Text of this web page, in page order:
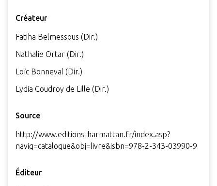
Créateur
Fatiha Belmessous (Dir.)
Nathalie Ortar (Dir.)
Loïc Bonneval (Dir.)
Lydia Coudroy de Lille (Dir.)
Source
http://www.editions-harmattan.fr/index.asp?
navig=catalogue&obj=livre&isbn=978-2-343-03990-9
Éditeur